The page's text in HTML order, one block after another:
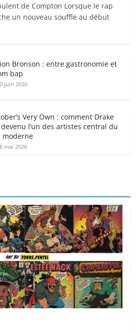
de Compton Lorsque le rap
un nouveau souffle au début
Bronson : entre gastronomie et
bap
juin 2026
Very Own : comment Drake
l’un des artistes central du
moderne
mai 2026